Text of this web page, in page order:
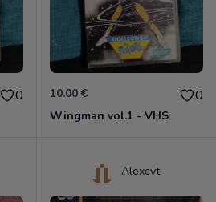
0 10.00 € 0
Wingman vol.1 - VHS
Alexcvt